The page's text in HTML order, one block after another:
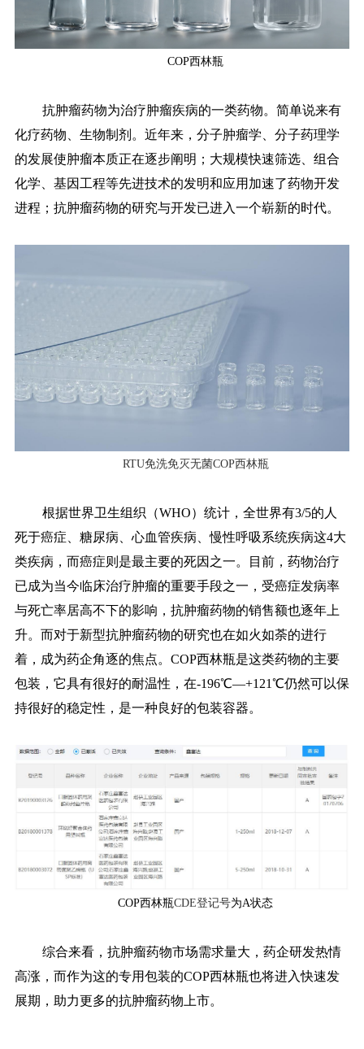
COP西林瓶
抗肿瘤药物为治疗肿瘤疾病的一类药物。简单说来有
化疗药物、生物制剂。近年来，分子肿瘤学、分子药理学
的发展使肿瘤本质正在逐步阐明；大规模快速筛选、组合
化学、基因工程等先进技术的发明和应用加速了药物开发
进程；抗肿瘤药物的研究与开发已进入一个崭新的时代。
RTU免洗免灭无菌COP西林瓶
根据世界卫生组织（WHO）统计，全世界有3/5的人
死于癌症、糖尿病、心血管疾病、慢性呼吸系统疾病这4大
类疾病，而癌症则是最主要的死因之一。目前，药物治疗
已成为当今临床治疗肿瘤的重要手段之一，受癌症发病率
与死亡率居高不下的影响，抗肿瘤药物的销售额也逐年上
升。而对于新型抗肿瘤药物的研究也在如火如荼的进行
着，成为药企角逐的焦点。COP西林瓶是这类药物的主要
包装，它具有很好的耐温性，在-196℃—+121℃仍然可以保
持很好的稳定性，是一种良好的包装容器。
COP西林瓶CDE登记号为A状态
综合来看，抗肿瘤药物市场需求量大，药企研发热情
高涨，而作为这的专用包装的COP西林瓶也将进入快速发
展期，助力更多的抗肿瘤药物上市。